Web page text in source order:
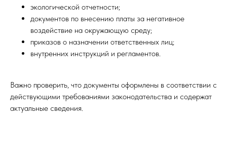
экологической отчетности;
документов по внесению платы за негативное
воздействие на окружающую среду;
приказов о назначении ответственных лиц;
внутренних инструкций и регламентов.
Важно проверить, что документы оформлены в соответствии с
действующими требованиями законодательства и содержат
актуальные сведения.